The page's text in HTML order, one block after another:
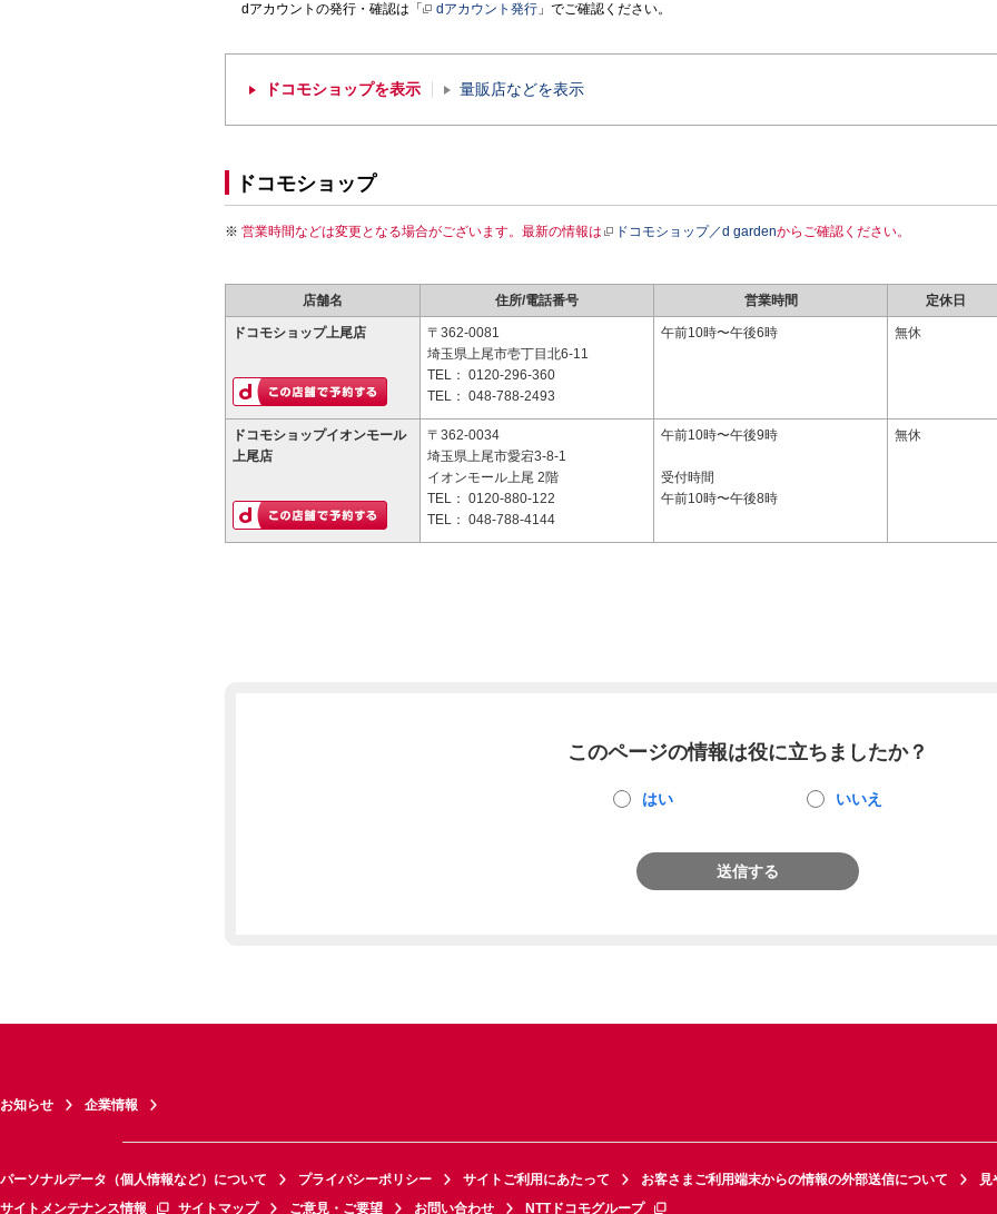
dアカウントの発行・確認は「
dアカウント発行 」でご確認ください。
ドコモショップを表示 量販店などを表示
ドコモショップ
営業時間などは変更となる場合がございます。最新の情報は ドコモショップ／d gardenからご確認ください。
店舗名 住所/電話番号 営業時間 定休日
ドコモショップ上尾店
〒362-0081
埼玉県上尾市壱丁目北6-11
TEL： 0120-296-360
TEL： 048-788-2493
午前10時〜午後6時 無休
ドコモショップイオンモール
上尾店
〒362-0034
埼玉県上尾市愛宕3-8-1
イオンモール上尾 2階
TEL： 0120-880-122
TEL： 048-788-4144
午前10時〜午後9時
受付時間
午前10時〜午後8時
無休
このページの情報は役に立ちましたか？
はい いいえ
送信する
お知らせ 企業情報
パーソナルデータ（個人情報など）について プライバシーポリシー サイトご利用にあたって お客さまご利用端末からの情報の外部送信について
見
サイトメンテナンス情報
サイトマップ ご意見・ご要望 お問い合わせ NTTドコモグループ